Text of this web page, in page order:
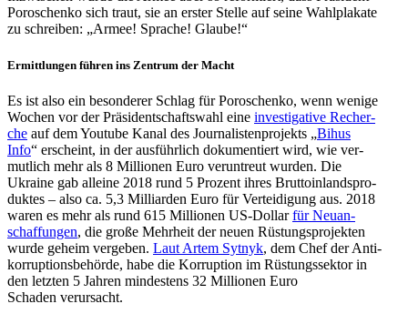
Poro­schenko sich traut, sie an erster Stelle auf seine Wahl­pla­kate
zu schrei­ben: „Armee! Sprache! Glaube!“
Ermitt­lun­gen führen ins Zentrum der Macht
Es ist also ein beson­de­rer Schlag für Poro­schenko, wenn wenige
Wochen vor der Prä­si­dent­schafts­wahl eine inves­ti­ga­tive Recher­
che auf dem Youtube Kanal des Jour­na­lis­ten­pro­jekts „Bihus
Info“ erscheint, in der aus­führ­lich doku­men­tiert wird, wie ver­
mut­lich mehr als 8 Mil­lio­nen Euro ver­un­treut wurden. Die
Ukraine gab alleine 2018 rund 5 Prozent ihres Brut­to­in­lands­pro­
duk­tes – also ca. 5,3 Mil­li­ar­den Euro für Ver­tei­di­gung aus. 2018
waren es mehr als rund 615 Mil­lio­nen US-Dollarfür Neu­an­
schaf­fun­gen, die große Mehr­heit der neuen Rüs­tungs­pro­jek­ten
wurde geheim ver­ge­ben. Laut Artem Sytnyk, dem Chef der Anti­
kor­rup­ti­ons­be­hörde, habe die Kor­rup­tion im Rüs­tungs­sek­tor in
den letzten 5 Jahren min­des­tens 32 Mil­lio­nen Euro
Schaden verursacht.